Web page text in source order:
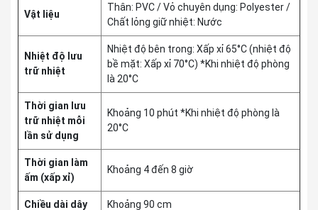
Vật liệu
Thân: PVC / Vỏ chuyên dụng: Polyester /
Chất lỏng giữ nhiệt: Nước
Nhiệt độ lưu
trữ nhiệt
Nhiệt độ bên trong: Xấp xỉ 65°C (nhiệt độ
bề mặt: Xấp xỉ 70°C) *Khi nhiệt độ phòng
là 20°C
Thời gian lưu
trữ nhiệt mỗi
lần sử dụng
Khoảng 10 phút *Khi nhiệt độ phòng là
20°C
Thời gian làm
ấm (xấp xỉ)
Khoảng 4 đến 8 giờ
Chiều dài dây Khoảng 90 cm